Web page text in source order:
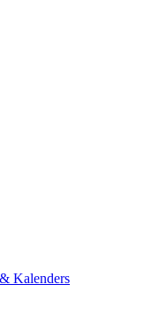
Kalenders